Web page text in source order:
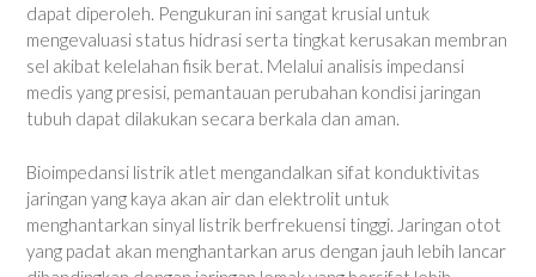
dapat diperoleh. Pengukuran ini sangat krusial untuk
mengevaluasi status hidrasi serta tingkat kerusakan membran
sel akibat kelelahan fisik berat. Melalui analisis impedansi
medis yang presisi, pemantauan perubahan kondisi jaringan
tubuh dapat dilakukan secara berkala dan aman.
Bioimpedansi listrik atlet mengandalkan sifat konduktivitas
jaringan yang kaya akan air dan elektrolit untuk
menghantarkan sinyal listrik berfrekuensi tinggi. Jaringan otot
yang padat akan menghantarkan arus dengan jauh lebih lancar